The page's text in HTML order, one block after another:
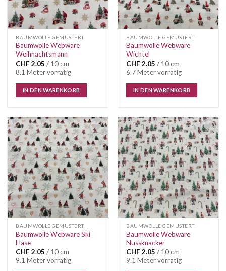
BAUMWOLLE GEMUSTERT
Baumwolle Webware
Weihnachtsmann
CHF 2.05 / 10 cm
8.1 Meter vorrätig
IN DEN WARENKORB
BAUMWOLLE GEMUSTERT
Baumwolle Webware
Wichtel
CHF 2.05 / 10 cm
6.7 Meter vorrätig
IN DEN WARENKORB
Auf die
Wunschliste
BAUMWOLLE GEMUSTERT
Baumwolle Webware Ski
Hase
CHF 2.05 / 10 cm
9.1 Meter vorrätig
Auf die
Wunschliste
BAUMWOLLE GEMUSTERT
Baumwolle Webware
Nussknacker
CHF 2.05 / 10 cm
9.1 Meter vorrätig